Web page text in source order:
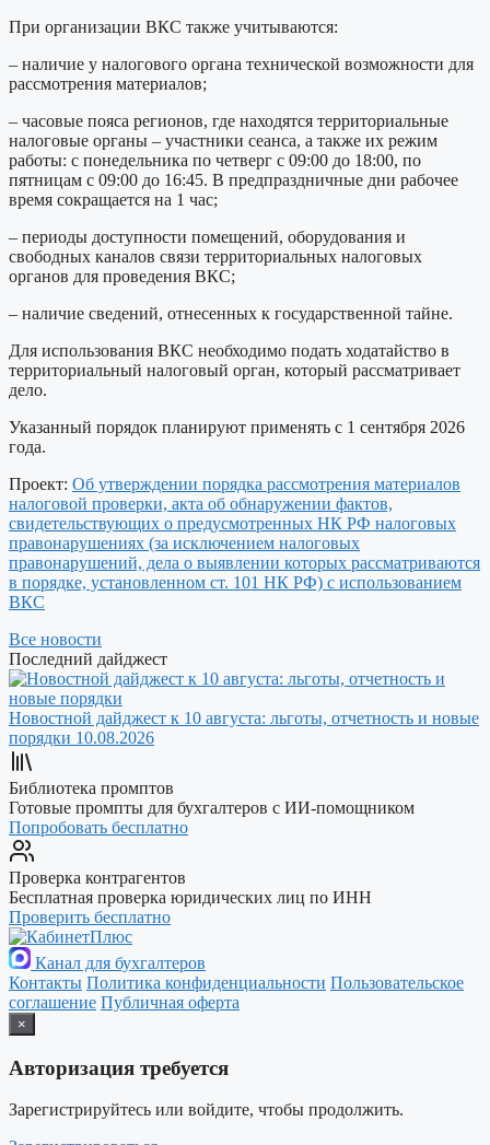
При организации ВКС также учитываются:
– наличие у налогового органа технической возможности для
рассмотрения материалов;
– часовые пояса регионов, где находятся территориальные
налоговые органы – участники сеанса, а также их режим
работы: с понедельника по четверг с 09:00 до 18:00, по
пятницам с 09:00 до 16:45. В предпраздничные дни рабочее
время сокращается на 1 час;
– периоды доступности помещений, оборудования и
свободных каналов связи территориальных налоговых
органов для проведения ВКС;
– наличие сведений, отнесенных к государственной тайне.
Для использования ВКС необходимо подать ходатайство в
территориальный налоговый орган, который рассматривает
дело.
Указанный порядок планируют применять с 1 сентября 2026
года.
Проект: Об утверждении порядка рассмотрения материалов
налоговой проверки, акта об обнаружении фактов,
свидетельствующих о предусмотренных НК РФ налоговых
правонарушениях (за исключением налоговых
правонарушений, дела о выявлении которых рассматриваются
в порядке, установленном ст. 101 НК РФ) с использованием
ВКС
Все новости
Последний дайджест
Новостной дайджест к 10 августа: льготы, отчетность и новые
порядки 10.08.2026
Библиотека промптов
Готовые промпты для бухгалтеров с ИИ-помощником
Попробовать бесплатно
Проверка контрагентов
Бесплатная проверка юридических лиц по ИНН
Проверить бесплатно
Канал для бухгалтеров
Контакты Политика конфиденциальности Пользовательское
соглашение Публичная оферта
×
Авторизация требуется
Зарегистрируйтесь или войдите, чтобы продолжить.